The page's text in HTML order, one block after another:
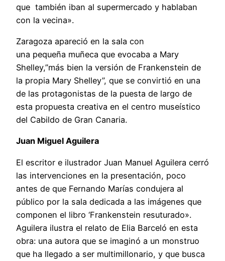
que también iban al supermercado y hablaban
con la vecina».
Zaragoza apareció en la sala con
una pequeña muñeca que evocaba a Mary
Shelley,”más bien la versión de Frankenstein de
la propia Mary Shelley”, que se convirtió en una
de las protagonistas de la puesta de largo de
esta propuesta creativa en el centro museístico
del Cabildo de Gran Canaria.
Juan Miguel Aguilera
El escritor e ilustrador Juan Manuel Aguilera cerró
las intervenciones en la presentación, poco
antes de que Fernando Marías condujera al
público por la sala dedicada a las imágenes que
componen el libro ‘Frankenstein resuturado».
Aguilera ilustra el relato de Elia Barceló en esta
obra: una autora que se imaginó a un monstruo
que ha llegado a ser multimillonario, y que busca